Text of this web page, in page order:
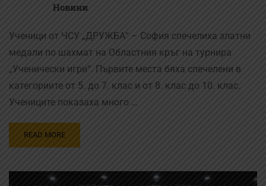
Новини
Ученици от ЧСУ „ДРУЖБА“ – София спечелиха златни
медали по шахмат на Областния кръг на турнира
„Ученически игри“. Първите места бяха спечелени в
категориите от 5. до 7. клас и от 8. клас до 10. клас.
Учениците показаха много …
READ MORE